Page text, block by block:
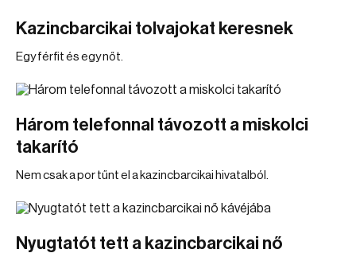
Kazincbarcikai tolvajokat keresnek
Egy férfit és egy nőt.
Három telefonnal távozott a miskolci
takarító
Nem csak a por tűnt el a kazincbarcikai hivatalból.
Nyugtatót tett a kazincbarcikai nő